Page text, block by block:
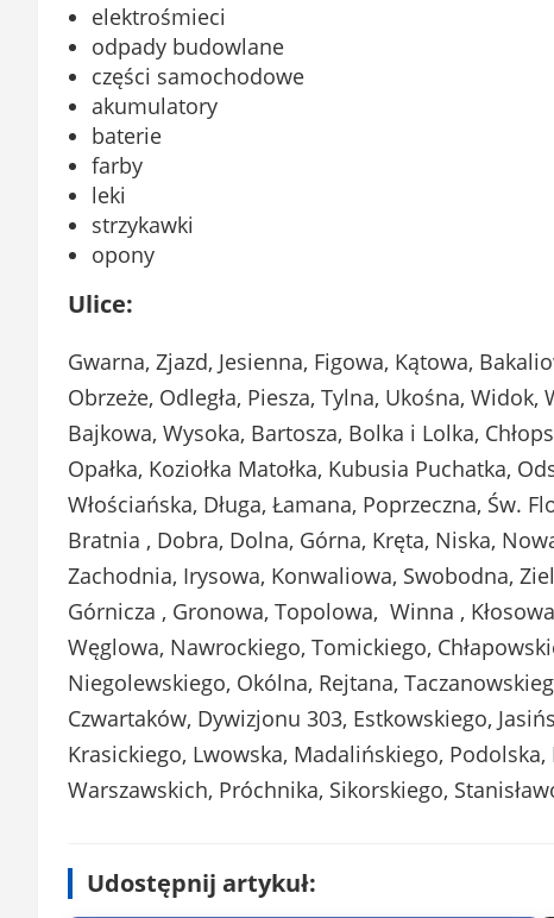
elektrośmieci
odpady budowlane
części samochodowe
akumulatory
baterie
farby
leki
strzykawki
opony
Ulice:
Gwarna, Zjazd, Jesienna, Figowa, Kątowa,
Obrzeże, Odległa, Piesza, Tylna, Ukośna,
Bajkowa, Wysoka, Bartosza, Bolka i Lolka,
Opałka, Koziołka Matołka, Kubusia Puchatka,
Włościańska, Długa, Łamana, Poprzeczna, Św.
Bratnia , Dobra, Dolna, Górna, Kręta, Niska,
Zachodnia, Irysowa, Konwaliowa, Swobodna,
Górnicza , Gronowa, Topolowa, Winna ,
Węglowa, Nawrockiego, Tomickiego,
Niegolewskiego, Okólna, Rejtana,
Czwartaków, Dywizjonu 303, Estkowskiego,
Krasickiego, Lwowska, Madalińskiego,
Warszawskich, Próchnika, Sikorskiego,
Udostępnij artykuł: